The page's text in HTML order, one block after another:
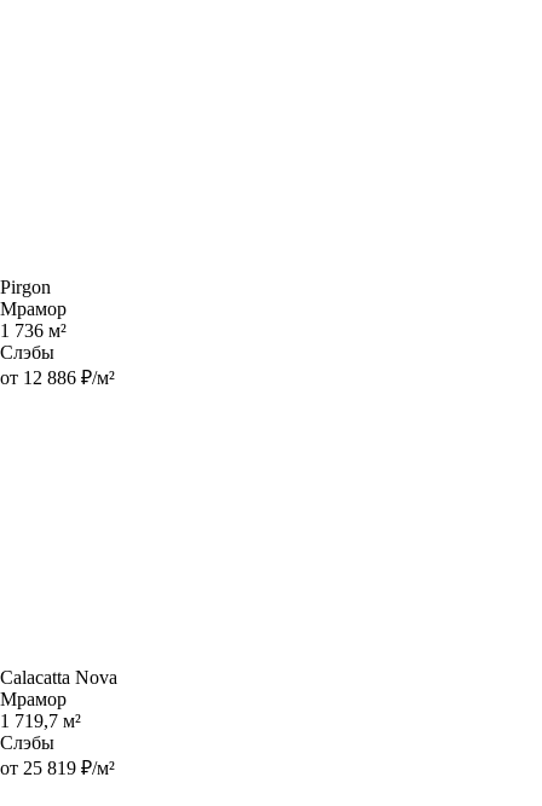
Pirgon
Мрамор
1 736 м²
Слэбы
от 12 886 ₽/м²
Calacatta Nova
Мрамор
1 719,7 м²
Слэбы
от 25 819 ₽/м²